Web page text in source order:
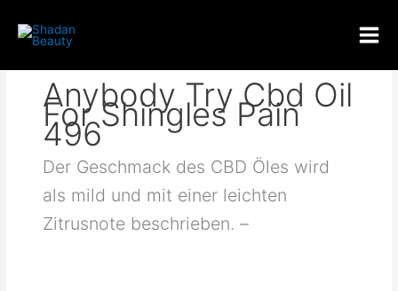
content
Anybody Try Cbd Oil
For Shingles Pain
496
Der Geschmack des CBD Öles wird
als mild und mit einer leichten
Zitrusnote beschrieben. –